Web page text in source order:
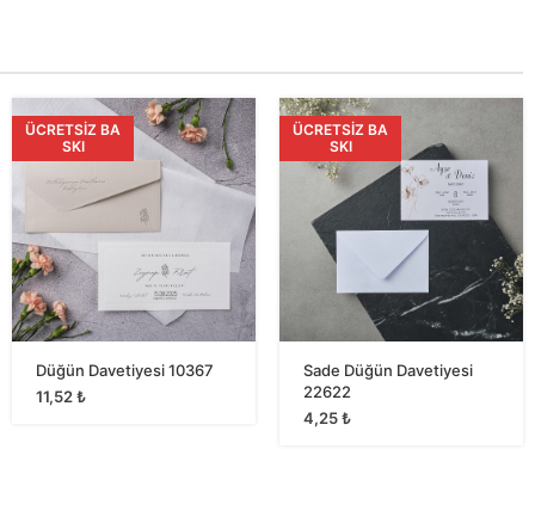
ÜCRETSIZ BA
SKI
Düğün Davetiyesi 10367
11,52₺
ÜCRETSIZ BA
SKI
Sade Düğün Davetiyesi
22622
4,25₺